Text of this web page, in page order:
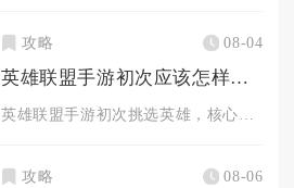
攻略 08-04
英雄联盟手游初次应该怎样选英雄
攻略 08-06